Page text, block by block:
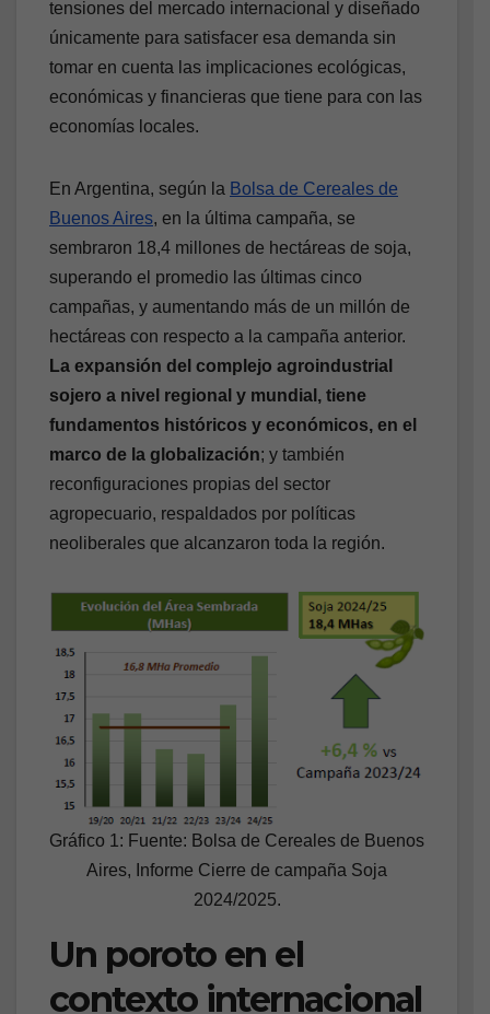
tensiones del mercado internacional y diseñado
únicamente para satisfacer esa demanda sin
tomar en cuenta las implicaciones ecológicas,
económicas y financieras que tiene para con las
economías locales.
En Argentina, según la Bolsa de Cereales de
Buenos Aires, en la última campaña, se
sembraron 18,4 millones de hectáreas de soja,
superando el promedio las últimas cinco
campañas, y aumentando más de un millón de
hectáreas con respecto a la campaña anterior.
La expansión del complejo agroindustrial
sojero a nivel regional y mundial, tiene
fundamentos históricos y económicos, en el
marco de la globalización; y también
reconfiguraciones propias del sector
agropecuario, respaldados por políticas
neoliberales que alcanzaron toda la región.
Gráfico 1: Fuente: Bolsa de Cereales de Buenos
Aires, Informe Cierre de campaña Soja
2024/2025.
Un poroto en el
contexto internacional